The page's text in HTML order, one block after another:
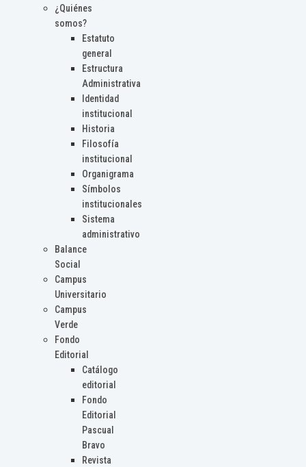
¿Quiénes
somos?
Estatuto
general
Estructura
Administrativa
Identidad
institucional
Historia
Filosofía
institucional
Organigrama
Símbolos
institucionales
Sistema
administrativo
Balance
Social
Campus
Universitario
Campus
Verde
Fondo
Editorial
Catálogo
editorial
Fondo
Editorial
Pascual
Bravo
Revista